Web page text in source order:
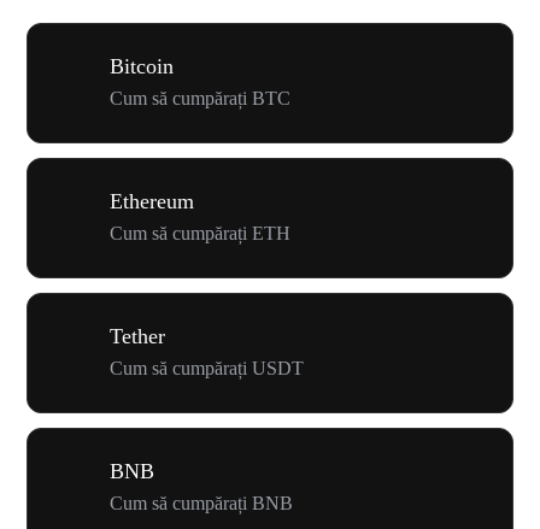
Bitcoin
Cum să cumpărați BTC
Ethereum
Cum să cumpărați ETH
Tether
Cum să cumpărați USDT
BNB
Cum să cumpărați BNB